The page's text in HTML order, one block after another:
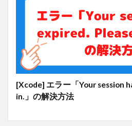
[Xcode] エラー「Your session
in.」の解決方法